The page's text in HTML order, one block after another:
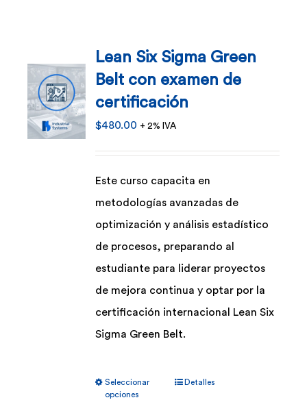
Lean Six Sigma Green
Belt con examen de
certificación
$480.00 + 2% IVA
Este curso capacita en
metodologías avanzadas de
optimización y análisis estadístico
de procesos, preparando al
estudiante para liderar proyectos
de mejora continua y optar por la
certificación internacional Lean Six
Sigma Green Belt.
Seleccionar
opciones
Detalles